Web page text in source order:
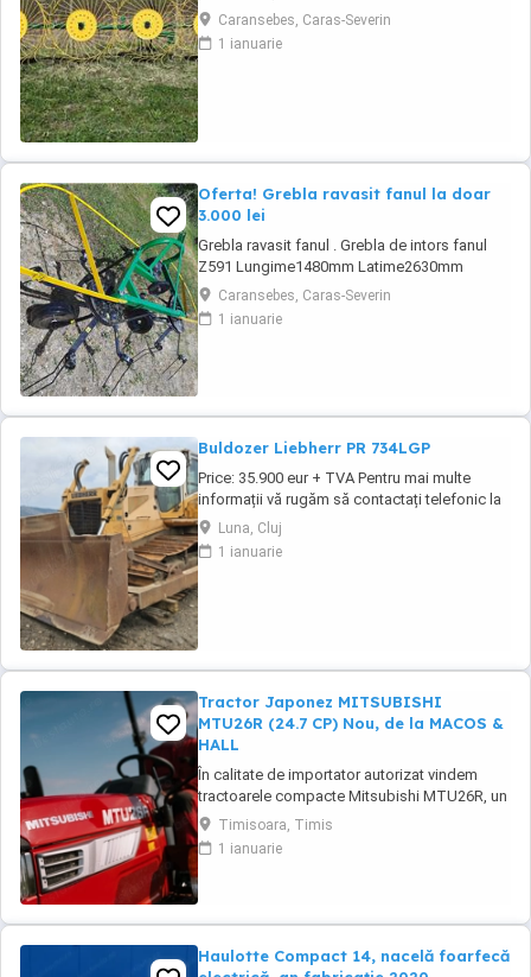
pe un teren accidentat. De asemenea aceasta
grebla poate fi utilizata pentru adunat,rasfirat
sau intors fanul. La asezarea fiecarei roti s-au
Caransebes, Caras-Severin
1 ianuarie
Oferta! Grebla ravasit fanul la doar
3.000 lei
Grebla ravasit fanul . Grebla de intors fanul
Z591 Lungime1480mm Latime2630mm
Inaltime1100mm Greutate170K gLatimea de
lucru -intors2,63m Turatia prizei de putere540
rot min Numar rotatii ale rotoarelor270 rot min
Caransebes, Caras-Severin
1 ianuarie
Buldozer Liebherr PR 734LGP
Price: 35.900 eur + TVA Pentru mai multe
informații vă rugăm să contactați telefonic la
numerele: tel: 07 arata numarul 131 559 sau:
07 arata numarul 268 586 Buldozer Liebherr
PR 734LGP an fabricatie 2009 ore de
Luna, Cluj
1 ianuarie
Tractor Japonez MITSUBISHI
MTU26R (24.7 CP) Nou, de la MACOS &
HALL
În calitate de importator autorizat vindem
tractoarele compacte Mitsubishi MTU26R, un
tractor proiectat și fabricat integral în
Japonia, recunoscut pentru fiabilitatea sa
legendară și eficiența în spații restrânse. Ideal
Timisoara, Timis
1 ianuarie
Haulotte Compact 14, nacelă foarfecă